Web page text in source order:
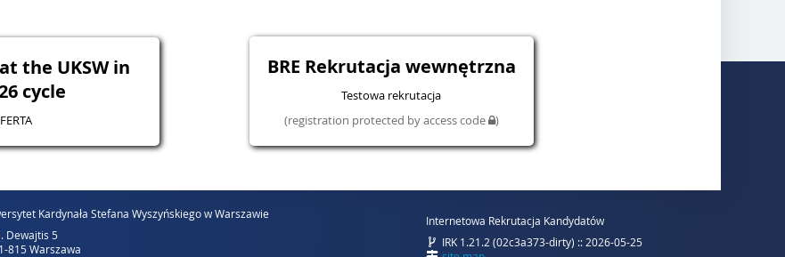
the UKSW in
cycle
BRE Rekrutacja wewnętrzna
Testowa rekrutacja
(registration protected by access code )
Kardynała Stefana Wyszyńskiego w Warszawie
Dewajtis 5
815 Warszawa
Internetowa Rekrutacja Kandydatów
IRK 1.21.2 (02c3a373-dirty) :: 2026-05-25